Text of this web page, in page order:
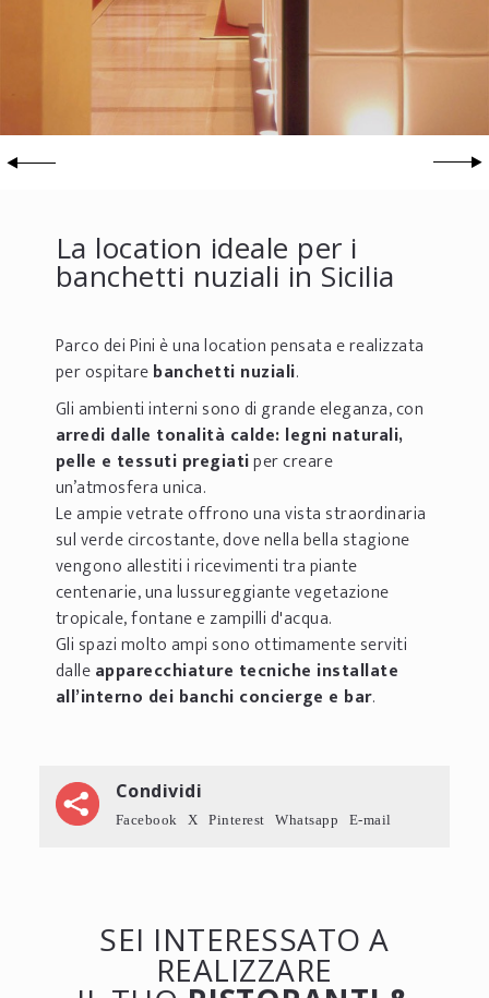
La location ideale per i
banchetti nuziali in Sicilia
Parco dei Pini è una location pensata e realizzata
per ospitarebanchetti nuziali.
Gli ambienti interni sono di grande eleganza, con
arredi dalle tonalità calde: legni naturali,
pelle e tessuti pregiatiper creare
un’atmosfera unica.
Le ampie vetrate offrono una vista straordinaria
sul verde circostante, dove nella bella stagione
vengono allestiti i ricevimenti tra piante
centenarie, una lussureggiante vegetazione
tropicale, fontane e zampilli d'acqua.
Gli spazi molto ampi sono ottimamente serviti
dalleapparecchiature tecniche installate
all’interno dei banchi concierge e bar.
Condividi
Facebook X Pinterest Whatsapp E-mail
SEI INTERESSATO A
REALIZZARE